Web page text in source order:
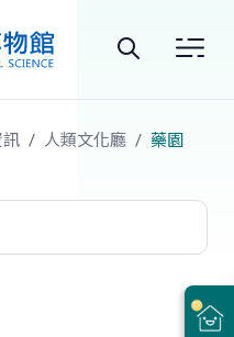
站
尋
訊 人類文化廳 藥園